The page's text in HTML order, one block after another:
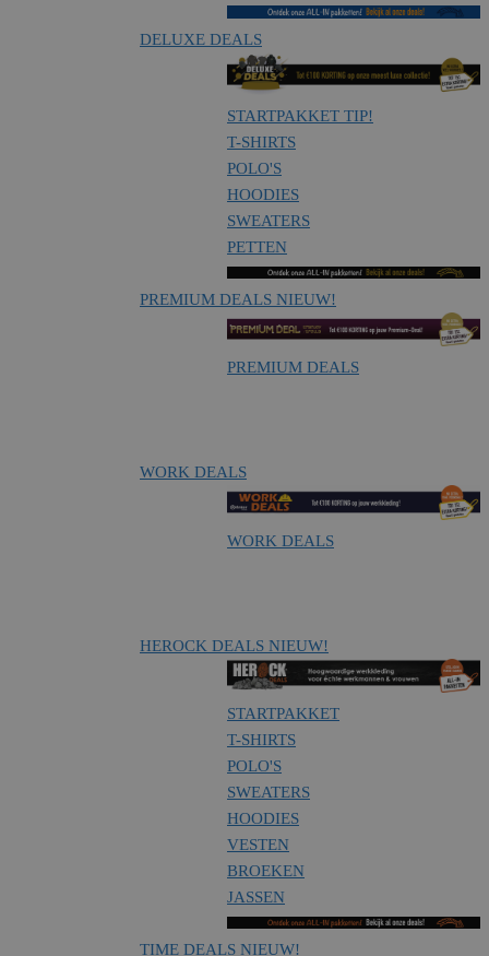
DELUXE DEALS
STARTPAKKET TIP!
T-SHIRTS
POLO'S
HOODIES
SWEATERS
PETTEN
PREMIUM DEALS NIEUW!
PREMIUM DEALS
WORK DEALS
WORK DEALS
HEROCK DEALS NIEUW!
STARTPAKKET
T-SHIRTS
POLO'S
SWEATERS
HOODIES
VESTEN
BROEKEN
JASSEN
TIME DEALS NIEUW!